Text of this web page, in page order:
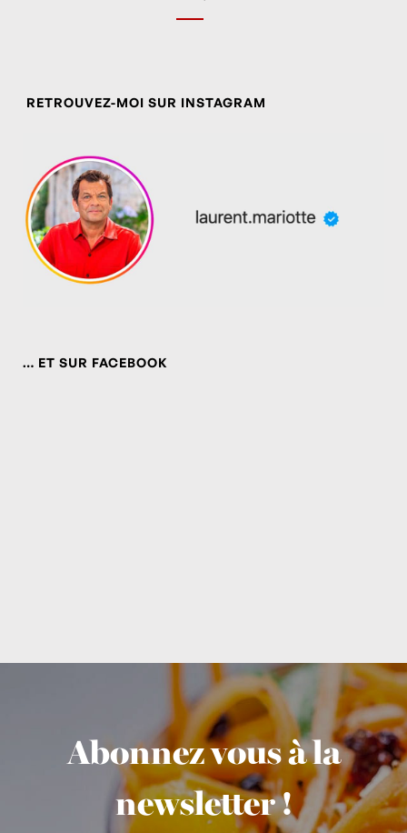
RETROUVEZ-MOI SUR INSTAGRAM
… ET SUR FACEBOOK
Abonnez vous à la
newsletter !